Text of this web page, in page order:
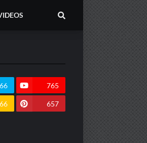
765
657